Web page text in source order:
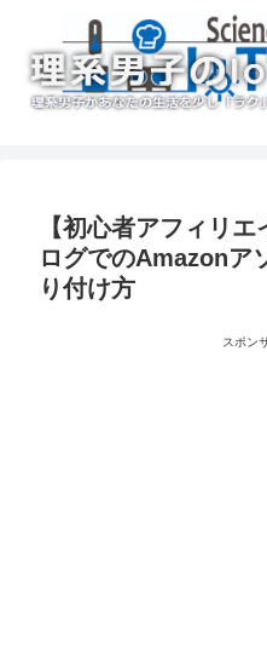
【初心者アフィリ
ログでのAmazonア
り付け方
スポン